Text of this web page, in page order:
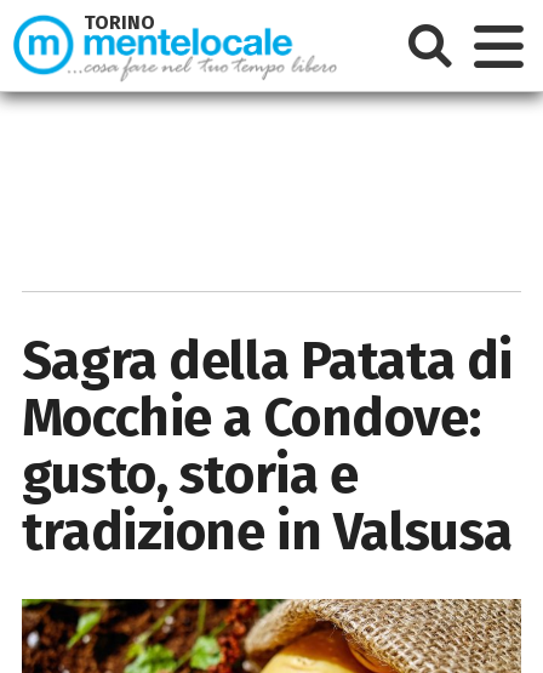
Sagra della Patata di
Mocchie a Condove:
gusto, storia e
tradizione in Valsusa
TORINO